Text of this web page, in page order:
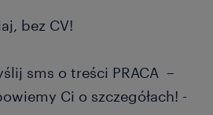
bez CV!
sms o treści PRACA –
Ci o szczegółach! -